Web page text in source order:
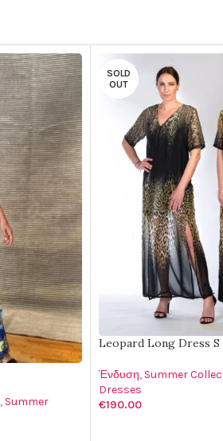
, Summer
SOLD
OUT
Leopard Long Dress S
Ένδυση, Summer
Dresses
€190.00